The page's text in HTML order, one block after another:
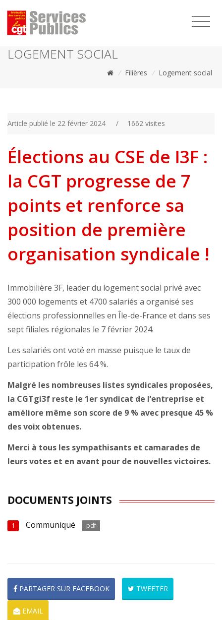
LOGEMENT SOCIAL
/ Filières / Logement social
Article publié le 22 février 2024 / 1662 visites
Élections au CSE de I3F :
la CGT progresse de 7
points et renforce sa
position de première
organisation syndicale !
Immobilière 3F, leader du logement social privé avec
300 000 logements et 4700 salariés a organisé ses
élections professionnelles en Île-de-France et dans ses
sept filiales régionales le 7 février 2024.
Les salariés ont voté en masse puisque le taux de
participation frôle les 64 %.
Malgré les nombreuses listes syndicales proposées,
la CGTgi3f reste le 1er syndicat de l’entreprise et
améliore même son score de 9 % avec presque 45 %
des voix obtenues.
Merci à tous les sympathisants et camarades de
leurs votes et en avant pour de nouvelles victoires.
DOCUMENTS JOINTS
1 Communiqué pdf
PARTAGER SUR FACEBOOK TWEETER
EMAIL